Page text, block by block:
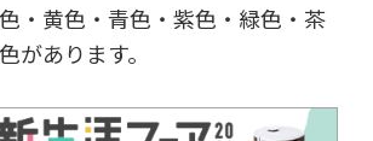
・黄色・青色・紫色・緑色・茶
があります。